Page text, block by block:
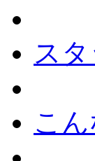
ス
こ